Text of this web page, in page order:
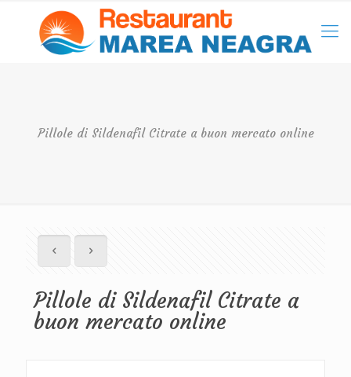
Pillole di Sildenafil Citrate a buon mercato online
Pillole di Sildenafil Citrate a
buon mercato online